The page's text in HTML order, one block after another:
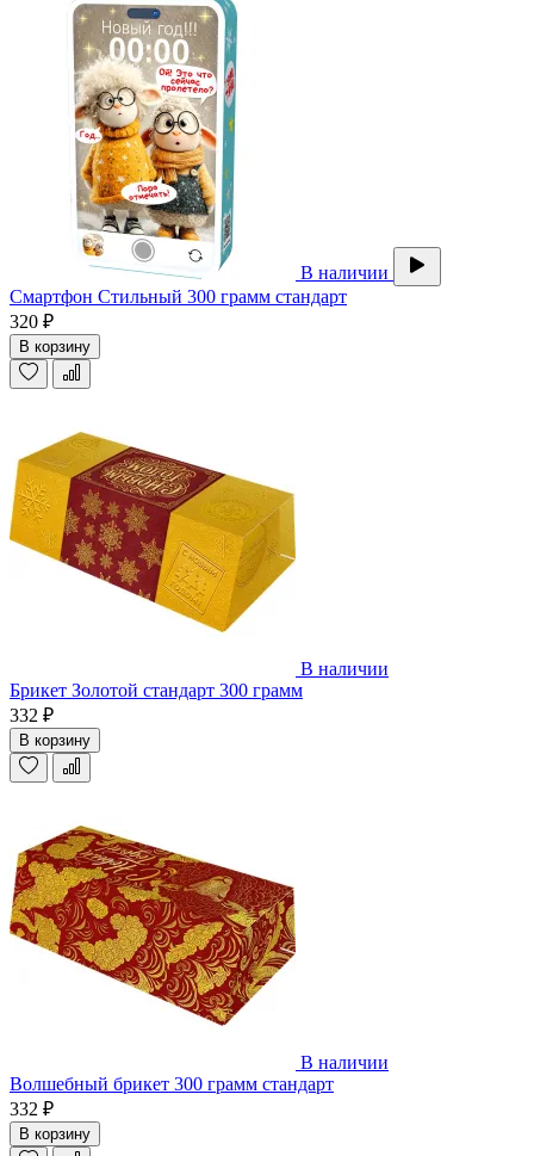
В наличии
Смартфон Стильный 300 грамм стандарт
320 ₽
В корзину
В наличии
Брикет Золотой стандарт 300 грамм
332 ₽
В корзину
В наличии
Волшебный брикет 300 грамм стандарт
332 ₽
В корзину